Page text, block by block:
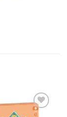
Sačuvaj